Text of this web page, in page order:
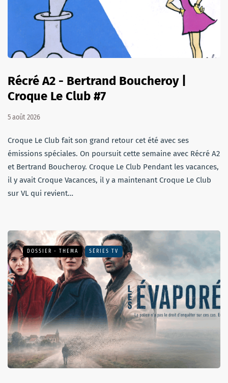
Récré A2 - Bertrand Boucheroy |
Croque Le Club #7
5 août 2026
Croque Le Club fait son grand retour cet été avec ses
émissions spéciales. On poursuit cette semaine avec Récré A2
et Bertrand Boucheroy. Croque Le Club Pendant les vacances,
il y avait Croque Vacances, il y a maintenant Croque Le Club
sur VL qui revient…
DOSSIER - THEMA SÉRIES TV